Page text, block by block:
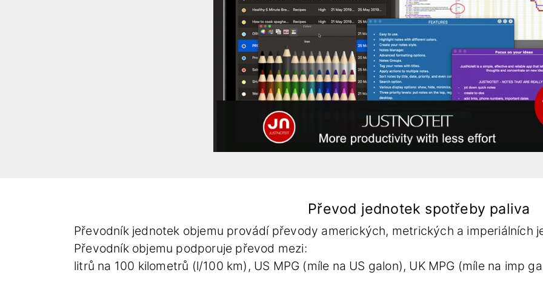
Převod jednotek spotřeby paliva
Převodník jednotek objemu provádí převody amerických, metrických a imperiálních
Převodník objemu podporuje převod mezi:
litrů na 100 kilometrů (l/100 km), US MPG (míle na US galon), UK MPG (míle na imp